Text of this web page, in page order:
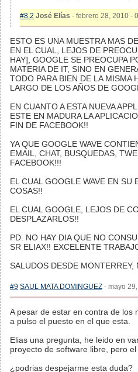
#8.2 José Elías - febrero 28, 2010 -
ESTO ES UNA MUESTRA MAS
EN EL CUAL, LEJOS DE
HAY], GOOGLE SE PREOCUPA
MATERIA DE IT, SINO EN
TODO PARA BIEN DE LA MISMA
LARGO DE LOS AÑOS DE
EN CUANTO A ESTA NUEVA
ESTE EN MADURA LA
FIN DE FACEBOOK!!
YA QUE GOOGLE WAVE
EMAIL, CHAT, BUSQUEDAS,
FACEBOOK!!!
EL CUAL GOOGLE WAVE EN SU
COSAS!!
EL CUAL GOOGLE, LEJOS DE
DESPLAZARLOS!!
PD. NO HAY DIA QUE NO
SR ELIAX!! EXCELENTE
SALUDOS DESDE MONTERREY,
#9 SAUL MATA DOMINGUEZ - mayo
A pesar de estar en contra de los
a pulso el puesto en el que esta.
Elias una pregunta, he leido en
proyecto de software libre, pero
¿podrias despejarme esta duda?